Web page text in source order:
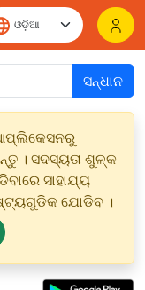
ସନ୍ଧାନ
। ସଦସ୍ୟତା ଶୁଳ୍କ
ସାହାଯ୍ୟ
ଯୋଡିବ ।